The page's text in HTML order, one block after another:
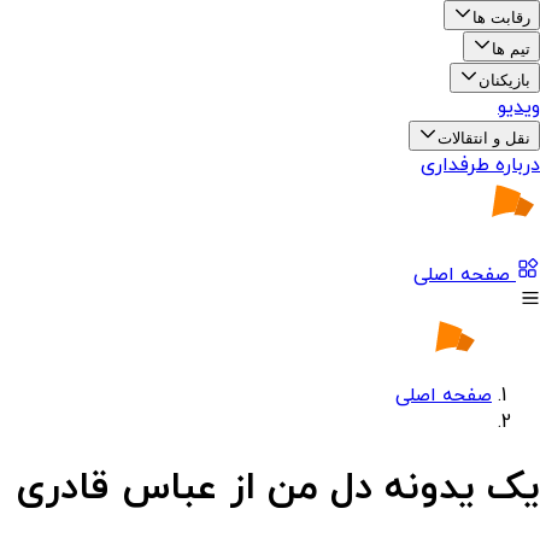
رقابت ها
تیم ها
بازیکنان
ویدیو
نقل و انتقالات
درباره طرفداری
صفحه اصلی
صفحه اصلی
یک یدونه دل من از عباس قادری